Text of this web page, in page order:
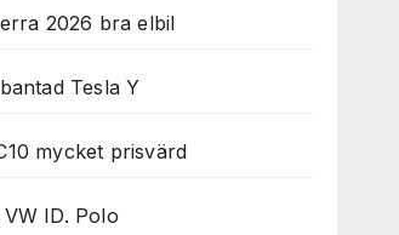
2026 bra elbil
Tesla Y
mycket prisvärd
ID. Polo